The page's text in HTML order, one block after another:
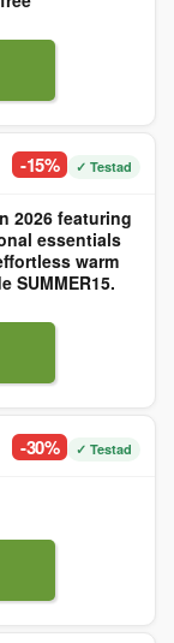
-15% ✓ Testad
2026 featuring
essentials
warm
SUMMER15.
-30% ✓ Testad